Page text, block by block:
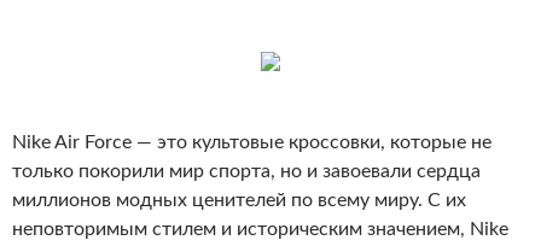
Nike Air Force — это культовые кроссовки, которые не
только покорили мир спорта, но и завоевали сердца
миллионов модных ценителей по всему миру. С их
неповторимым стилем и историческим значением, Nike